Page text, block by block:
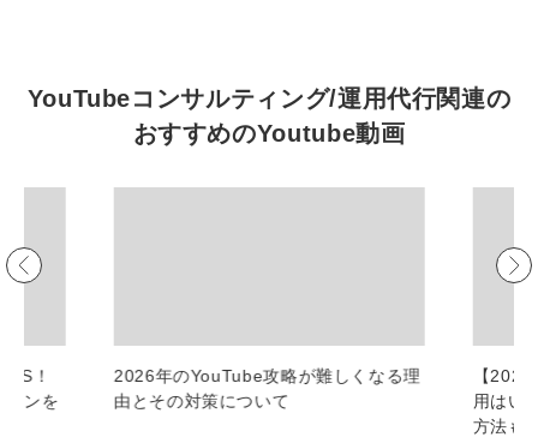
YouTubeコンサルティング/運用代行関連の
おすすめのYoutube動画
！
ーンを
2026年のYouTube攻略が難しくなる理
由とその対策について
【
用はい
方法も